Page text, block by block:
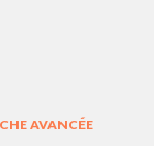
AVANCÉE